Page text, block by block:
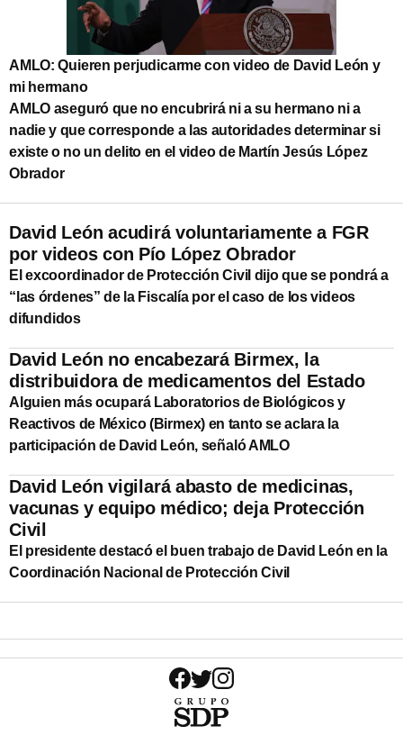
AMLO: Quieren perjudicarme con video de David León y
mi hermano
AMLO aseguró que no encubrirá ni a su hermano ni a
nadie y que corresponde a las autoridades determinar si
existe o no un delito en el video de Martín Jesús López
Obrador
David León acudirá voluntariamente a FGR
por videos con Pío López Obrador
El excoordinador de Protección Civil dijo que se pondrá a
“las órdenes” de la Fiscalía por el caso de los videos
difundidos
David León no encabezará Birmex, la
distribuidora de medicamentos del Estado
Alguien más ocupará Laboratorios de Biológicos y
Reactivos de México (Birmex) en tanto se aclara la
participación de David León, señaló AMLO
David León vigilará abasto de medicinas,
vacunas y equipo médico; deja Protección
Civil
El presidente destacó el buen trabajo de David León en la
Coordinación Nacional de Protección Civil